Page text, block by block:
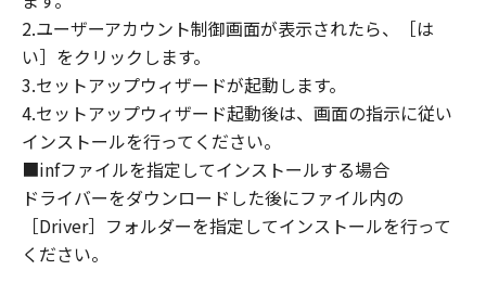
SO THE ABOVE LIMITATION OR EXCLUSION
MAY NOT APPLY TO YOU.
[RELEASE OF LIABILITY] TO THE FULL
EXTENT PERMITTED BY APPLICABLE LAW,
YOU HEREBY RELEASE CANON, CANON'S
SUBSIDIARIES AND AFFILIATES, THEIR
DISTRIBUTORS, DEALERS AND CANON'S
LICENSORS FROM ANY AND ALL LIABILITY
ARISING FROM OR RELATED TO ALL CLAIMS
CONCERNING THE SOFTWARE OR ITS USE.
8. TERM
2.ユーザーアカウント制御画面が表示されたら、［は
い］をクリックします。
3.セットアップウィザードが起動します。
4.セットアップウィザード起動後は、画面の指示に従い
インストールを行ってください。
■infファイルを指定してインストールする場合
ドライバーをダウンロードした後にファイル内の
［Driver］フォルダーを指定してインストールを行って
ください。